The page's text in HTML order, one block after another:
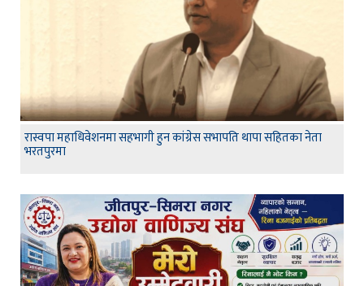
रास्वपा महाधिवेशनमा सहभागी हुन कांग्रेस सभापति थापा सहितका नेता
भरतपुरमा